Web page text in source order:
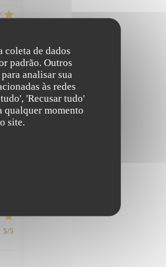
coleta de dados
padrão. Outros
analisar sua
às redes
'Recusar tudo'
qualquer momento
site.
5/5